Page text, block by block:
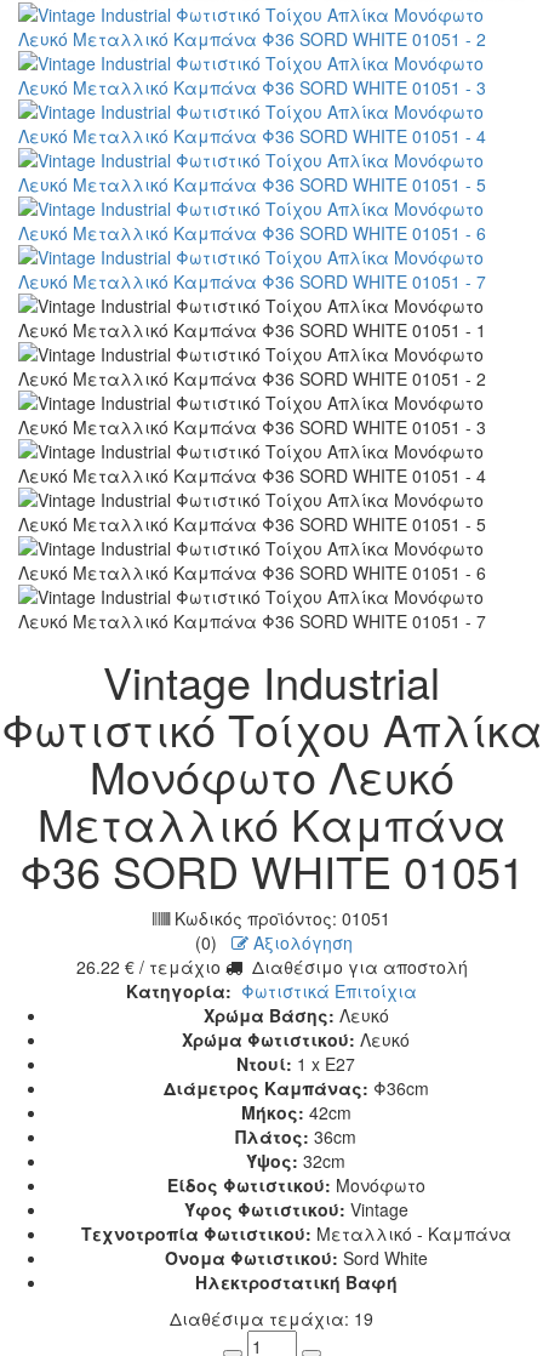
Vintage Industrial
Φωτιστικό Τοίχου Απλίκα
Μονόφωτο Λευκό
Μεταλλικό Καμπάνα
Φ36 SORD WHITE 01051
Κωδικός προϊόντος: 01051
(0)
Αξιολόγηση
26.22 € / τεμάχιο
Διαθέσιμο για αποστολή
Κατηγορία: Φωτιστικά Επιτοίχια
Χρώμα Βάσης: Λευκό
Χρώμα Φωτιστικού: Λευκό
Ντουί: 1 x E27
Διάμετρος Καμπάνας: Φ36cm
Μήκος: 42cm
Πλάτος: 36cm
Ύψος: 32cm
Είδος Φωτιστικού: Μονόφωτο
Ύφος Φωτιστικού: Vintage
Τεχνοτροπία Φωτιστικού: Μεταλλικό - Καμπάνα
Όνομα Φωτιστικού: Sord White
Ηλεκτροστατική Βαφή
Διαθέσιμα τεμάχια: 19